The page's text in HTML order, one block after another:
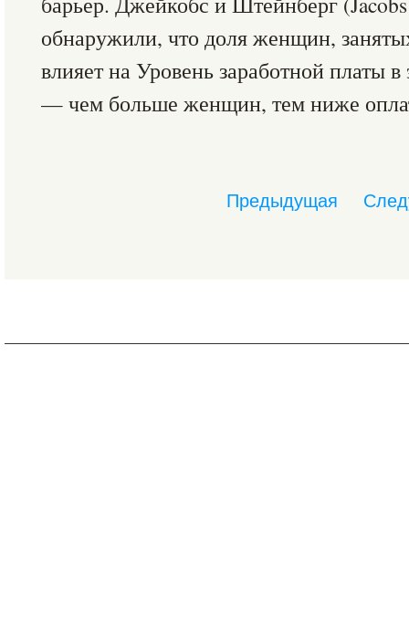
обнаружили, что доля женщин,
влияет на Уровень заработной платы
— чем больше женщин, тем ниже
Предыдущая